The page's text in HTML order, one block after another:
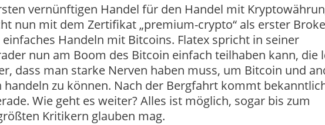
vernünftigen Handel für den Handel mit
nun mit dem Zertifikat „premium-crypto“ als erster
Handeln mit Bitcoins. Flatex spricht in seiner
nun am Boom des Bitcoin einfach teilhaben kann, die
dass man starke Nerven haben muss, um Bitcoin und
zu können. Nach der Bergfahrt kommt
Wie geht es weiter? Alles ist möglich, sogar bis zum
Kritikern glauben mag.